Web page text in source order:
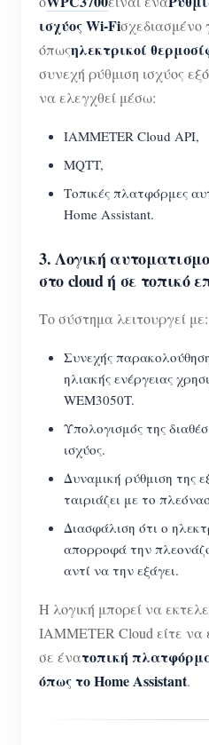
ισχύος Wi-Fiσχεδιασμένο
όπωςηλεκτρικοί
συνεχή ρύθμιση ισχύος
να ελεγχθεί μέσω:
IAMMETER Cloud API,
MQTT,
Τοπικές πλατφόρμες
Home Assistant.
3. Λογική
στο cloud ή σε τοπικό
Το σύστημα λειτουργεί με:
Συνεχής
ηλιακής ενέργειας
WEM3050T.
Υπολογισμός της
ισχύος.
Δυναμική ρύθμιση της
ταιριάζει με το
Διασφάλιση ότι ο
απορροφά την
αντί να την εξάγει.
Η λογική μπορεί να
IAMMETER Cloud είτε
σε ένατοπική
όπως το Home Assistant.